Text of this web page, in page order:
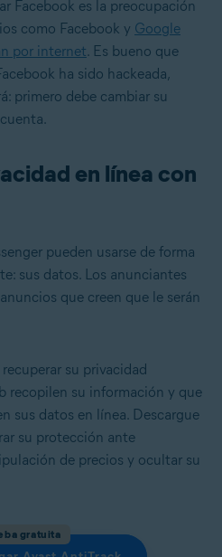
Facebook es la preocupación
como Facebook y Google
por internet. Es bueno que
ha sido hackeada,
primero debe cambiar su
en línea con
pueden usarse de forma
sus datos. Los anunciantes
que creen que le serán
su privacidad
recopilen su información y que
sus datos en línea. Descargue
su protección ante
de precios y ocultar su
gratuita